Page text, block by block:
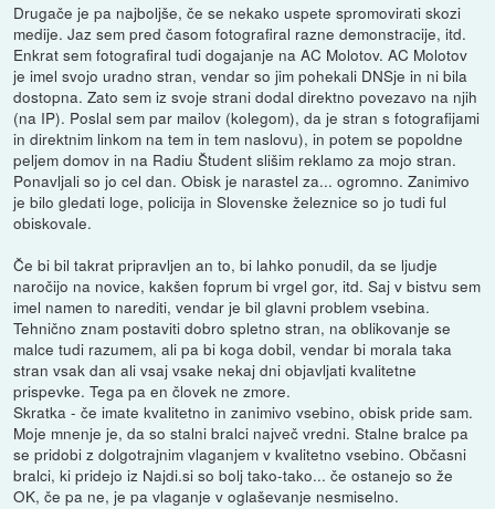
Drugače je pa najboljše, če se nekako uspete spromovirati skozi
medije. Jaz sem pred časom fotografiral razne demonstracije, itd.
Enkrat sem fotografiral tudi dogajanje na AC Molotov. AC Molotov
je imel svojo uradno stran, vendar so jim pohekali DNSje in ni bila
dostopna. Zato sem iz svoje strani dodal direktno povezavo na njih
(na IP). Poslal sem par mailov (kolegom), da je stran s fotografijami
in direktnim linkom na tem in tem naslovu), in potem se popoldne
peljem domov in na Radiu Študent slišim reklamo za mojo stran.
Ponavljali so jo cel dan. Obisk je narastel za... ogromno. Zanimivo
je bilo gledati loge, policija in Slovenske železnice so jo tudi ful
obiskovale.
Če bi bil takrat pripravljen an to, bi lahko ponudil, da se ljudje
naročijo na novice, kakšen foprum bi vrgel gor, itd. Saj v bistvu sem
imel namen to narediti, vendar je bil glavni problem vsebina.
Tehnično znam postaviti dobro spletno stran, na oblikovanje se
malce tudi razumem, ali pa bi koga dobil, vendar bi morala taka
stran vsak dan ali vsaj vsake nekaj dni objavljati kvalitetne
prispevke. Tega pa en človek ne zmore.
Skratka - če imate kvalitetno in zanimivo vsebino, obisk pride sam.
Moje mnenje je, da so stalni bralci največ vredni. Stalne bralce pa
se pridobi z dolgotrajnim vlaganjem v kvalitetno vsebino. Občasni
bralci, ki pridejo iz Najdi.si so bolj tako-tako... če ostanejo so že
OK, če pa ne, je pa vlaganje v oglaševanje nesmiselno.